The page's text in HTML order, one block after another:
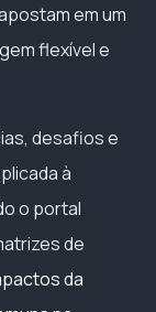
em um
flexível e
desafios e
à
o portal
de
da